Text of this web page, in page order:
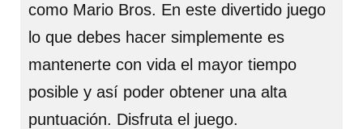
como Mario Bros. En este divertido juego
lo que debes hacer simplemente es
mantenerte con vida el mayor tiempo
posible y así poder obtener una alta
puntuación. Disfruta el juego.